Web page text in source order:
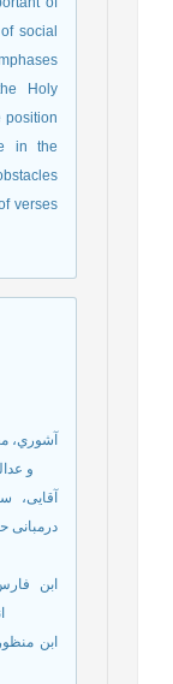
social
Holy
position
in the
verses
آشوري،
و
آقایی،
درمبانی
ابن
ابن